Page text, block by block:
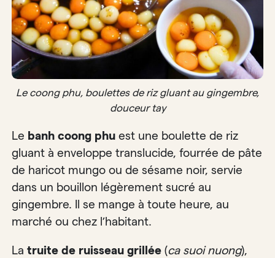
Le coong phu, boulettes de riz gluant au gingembre,
douceur tay
Le banh coong phu est une boulette de riz
gluant à enveloppe translucide, fourrée de pâte
de haricot mungo ou de sésame noir, servie
dans un bouillon légèrement sucré au
gingembre. Il se mange à toute heure, au
marché ou chez l’habitant.
Latruite de ruisseau grillée (ca suoi nuong),